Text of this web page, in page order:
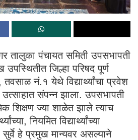
तालुका पंचायत समिती उपसभापती
उपस्थितीत जिल्हा परिषद पूर्ण
नं.१ येथे विद्यार्थ्यांचा प्रवेश
संपन्न झाला. उपसभापती
शिक्षण ज्या शाळेत झाले त्याच
नियमित विद्यार्थ्यांच्या
सुर्वे हे प्रमुख मान्यवर असल्याने